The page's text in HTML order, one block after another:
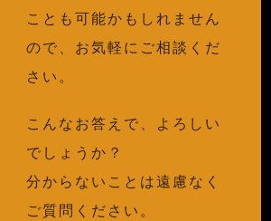
ことも可能かもしれません
ので、お気軽にご相談くだ
さい。
こんなお答えで、よろしい
でしょうか？
分からないことは遠慮なく
ご質問ください。